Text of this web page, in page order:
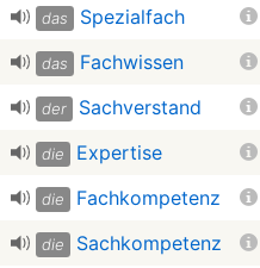
das Spezialfach
das Fachwissen
der Sachverstand
die Expertise
die Fachkompetenz
die Sachkompetenz